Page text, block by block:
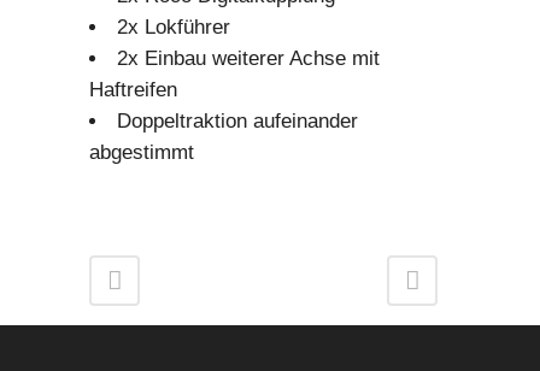
2x Lokführer
2x Einbau weiterer Achse mit
Haftreifen
Doppeltraktion aufeinander
abgestimmt